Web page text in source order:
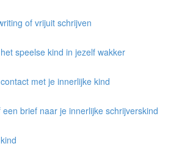
of vrijuit schrijven
speelse kind in jezelf wakker
met je innerlijke kind
een brief naar je innerlijke schrijverskind